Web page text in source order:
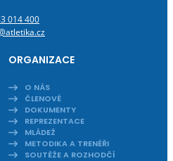
014 400
ORGANIZACE
O NÁS
ČLENOVÉ
DOKUMENTY
REPREZENTACE
MLÁDEŽ
METODIKA A TRENÉŘI
SOUTĚŽE A ROZHODČÍ